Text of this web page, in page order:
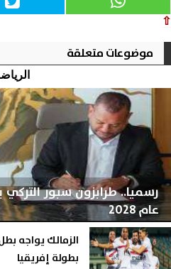
⇧
موضوعات متعلقة
رسميا.. طرابزون سبور
عام 2028
الزمالك يواجه
بطولة إفريقيا